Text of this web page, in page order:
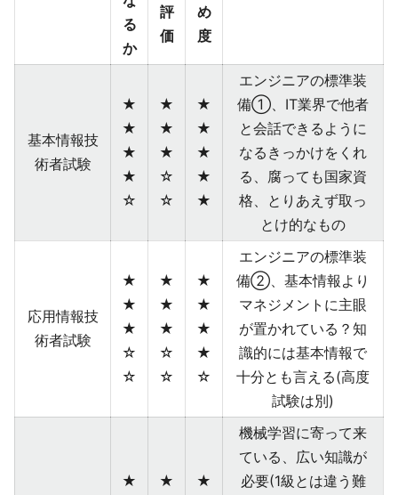
る
か
評
価
め
度
基本情報技
術者試験
★
★
★
★
☆
★
★
★
☆
☆
★
★
★
★
★
エンジニアの標準装
備①、IT業界で他者
と会話できるように
なるきっかけをくれ
る、腐っても国家資
格、とりあえず取っ
とけ的なもの
応用情報技
術者試験
★
★
★
☆
☆
★
★
★
☆
☆
★
★
★
★
☆
エンジニアの標準装
備②、基本情報より
マネジメントに主眼
が置かれている？知
識的には基本情報で
十分とも言える(高度
試験は別)
★
★
★
機械学習に寄って来
ている、広い知識が
必要(1級とは違う難